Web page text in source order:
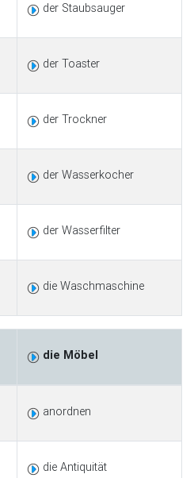
der Staubsauger
der Toaster
der Trockner
der Wasserkocher
der Wasserfilter
die Waschmaschine
die Möbel
anordnen
die Antiquität